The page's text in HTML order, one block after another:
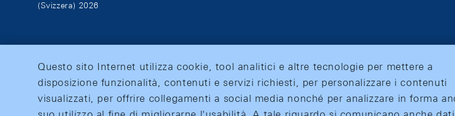
(Svizzera) 2026
Questo sito Internet utilizza cookie, tool analitici e altre tecnologie per mettere a
disposizione funzionalità, contenuti e servizi richiesti, per personalizzare i contenuti
visualizzati, per offrire collegamenti a social media nonché per analizzare in forma